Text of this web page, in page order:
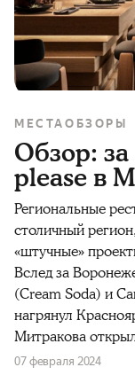
МЕСТА ОБЗОРЫ
Обзор:
please в
Региональные
столичный
«штучные»
Вслед за
(Cream Soda) и
нагрянул
Митракова
07 февраля 2024